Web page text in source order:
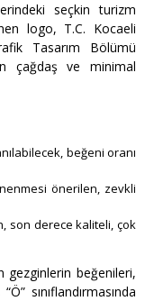
seçkin turizm
logo, T.C. Kocaeli
Tasarım Bölümü
çağdaş ve minimal
beğeni oranı
önerilen, zevkli
son derece kaliteli, çok
gezginlerin beğenileri,
sınıflandırmasında